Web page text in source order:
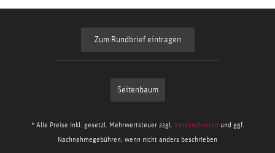
Zum Rundbrief eintragen
Seitenbaum
* Alle Preise inkl. gesetzl. Mehrwertsteuer zzgl. Versandkosten und ggf.
Nachnahmegebühren, wenn nicht anders beschrieben